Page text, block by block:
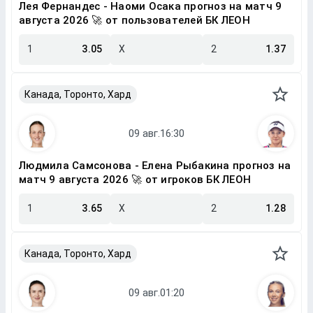
Лея Фернандес - Наоми Осака прогноз на матч 9
августа 2026 🚀 от пользователей БК ЛЕОН
1 3.05 X 2 1.37
Канада, Торонто, Хард
Людмила Самсонова - Елена Рыбакина прогноз на
матч 9 августа 2026 🚀 от игроков БК ЛЕОН
1 3.65 X 2 1.28
Канада, Торонто, Хард